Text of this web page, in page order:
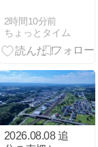
2時間10分前
ちょっとタイム
2026.08.08 追